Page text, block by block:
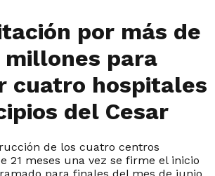
por más de
millones para
cuatro hospitales
del Cesar
de los cuatro centros
21 meses una vez se firme el inicio